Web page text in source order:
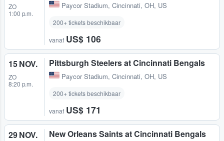
ZO
1:00 p.m.
Paycor Stadium, Cincinnati, OH, US
200+ tickets beschikbaar
vanaf US$ 106
15 NOV.
ZO
8:20 p.m.
Pittsburgh Steelers at Cincinnati Bengals
Paycor Stadium, Cincinnati, OH, US
200+ tickets beschikbaar
vanaf US$ 171
29 NOV. New Orleans Saints at Cincinnati Bengals